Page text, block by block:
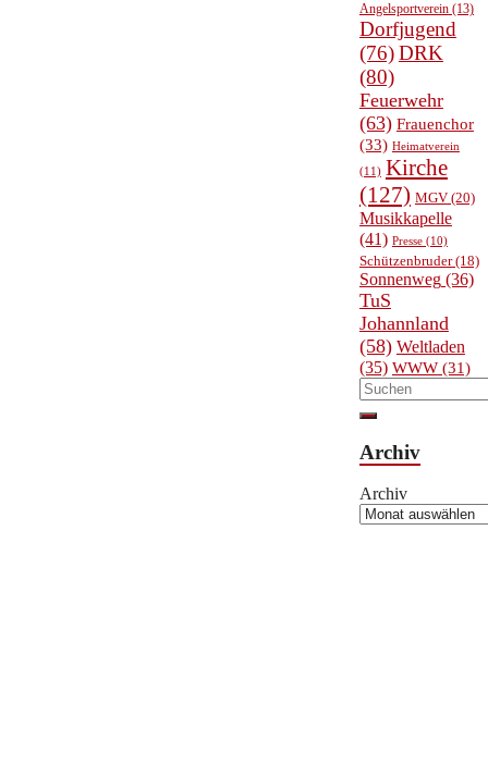
Angelsportverein(13)
Dorfjugend
(76)DRK
(80)
Feuerwehr
(63) Frauenchor
(33) Heimatverein
(11) Kirche
(127) MGV(20)
Musikkapelle
(41) Presse(10)
Schützenbruder(18)
Sonnenweg(36)
TuS
Johannland
(58) Weltladen
(35) WWW(31)
Archiv
Archiv